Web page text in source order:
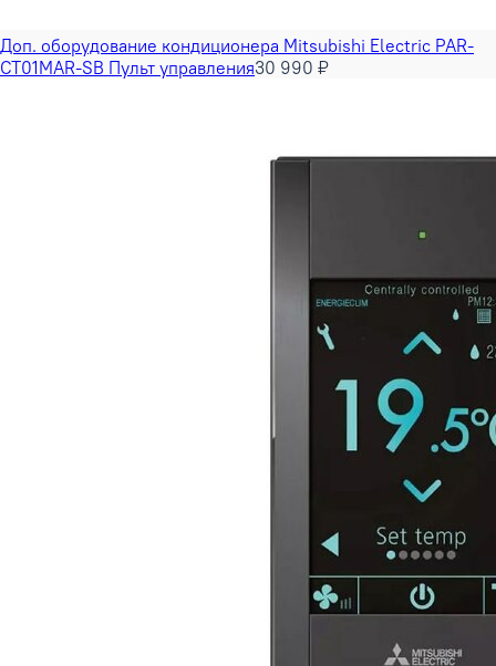
Доп. оборудование кондиционера Mitsubishi Electric PAR-
CT01MAR-SB Пульт управления30 990 ₽